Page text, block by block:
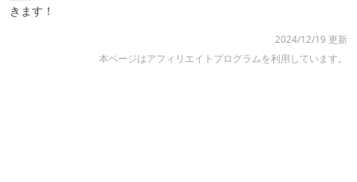
きます！
2024/12/19 更新
本ページはアフィリエイトプログラムを利用しています。